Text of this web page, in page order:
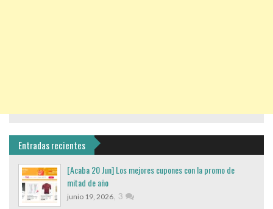
Entradas recientes
[Acaba 20 Jun] Los mejores cupones con la promo de
mitad de año
junio 19, 2026, 3